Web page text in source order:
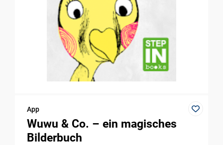
App
Wuwu & Co. – ein magisches
Bilderbuch